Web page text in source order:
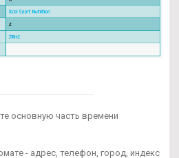
основную часть времени
- адрес, телефон, город, индекс